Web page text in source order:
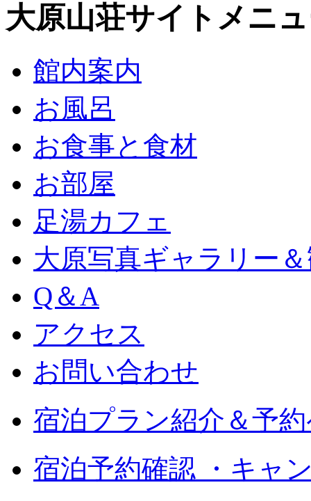
大原山荘サイトメニ
館内案内
お風呂
お食事と食材
お部屋
足湯カフェ
大原写真ギャラリー
Q＆A
アクセス
お問い合わせ
宿泊プラン紹介＆予
宿泊予約確認 ・キャ